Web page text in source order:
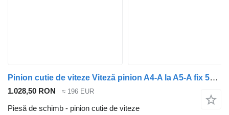
Pinion cutie de viteze Viteză pinion A4-A la A5-A fix 5191131AA / 05191131AA pentru automobil Jeep Compass 2.0D
1.028,50 RON ≈ 196 EUR
Piesă de schimb - pinion cutie de viteze